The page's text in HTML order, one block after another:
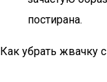
постирана.
Как убрать жвачку